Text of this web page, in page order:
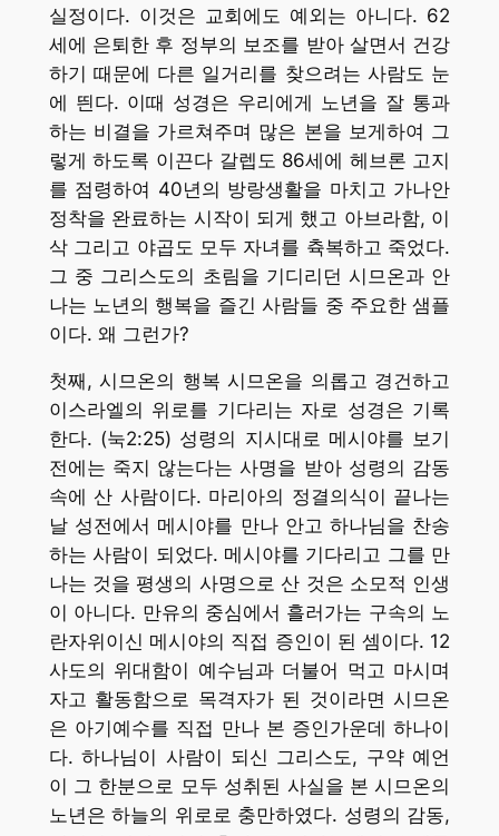
실정이다. 이것은 교회에도 예외는 아니다. 62
세에 은퇴한 후 정부의 보조를 받아 살면서 건강
하기 때문에 다른 일거리를 찾으려는 사람도 눈
에 띈다. 이때 성경은 우리에게 노년을 잘 통과
하는 비결을 가르쳐주며 많은 본을 보게하여 그
렇게 하도록 이끈다 갈렙도 86세에 헤브론 고지
를 점령하여 40년의 방랑생활을 마치고 가나안
정착을 완료하는 시작이 되게 했고 아브라함, 이
삭 그리고 야곱도 모두 자녀를 츅복하고 죽었다.
그 중 그리스도의 초림을 기디리던 시므온과 안
나는 노년의 행복을 즐긴 사람들 중 주요한 샘플
이다. 왜 그런가?
첫째, 시므온의 행복 시므온을 의롭고 경건하고
이스라엘의 위로를 기다리는 자로 성경은 기록
한다. (눅2:25) 성령의 지시대로 메시야를 보기
전에는 죽지 않는다는 사명을 받아 성령의 감동
속에 산 사람이다. 마리아의 정결의식이 끝나는
날 성전에서 메시야를 만나 안고 하나님을 찬송
하는 사람이 되었다. 메시야를 기다리고 그를 만
나는 것을 평생의 사명으로 산 것은 소모적 인생
이 아니다. 만유의 중심에서 흘러가는 구속의 노
란자위이신 메시야의 직접 증인이 된 셈이다. 12
사도의 위대함이 예수님과 더불어 먹고 마시며
자고 활동함으로 목격자가 된 것이라면 시므온
은 아기예수를 직접 만나 본 증인가운데 하나이
다. 하나님이 사람이 되신 그리스도, 구약 예언
이 그 한분으로 모두 성취된 사실을 본 시므온의
노년은 하늘의 위로로 충만하였다. 성령의 감동,